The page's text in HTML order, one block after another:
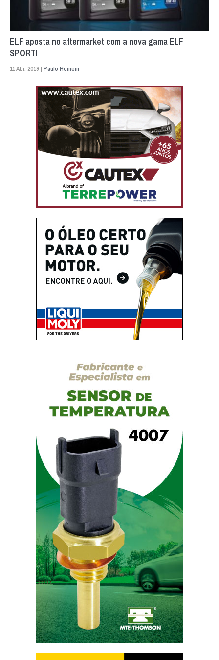
ELF aposta no aftermarket com a nova gama ELF
SPORTI
11 Abr. 2019 | Paulo Homem